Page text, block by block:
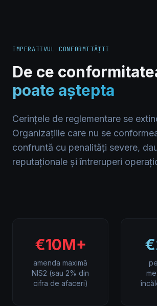
IMPERATIVUL CONFORMITĂȚII
De ce
poate aștepta
Cerințele de reglementare se
Organizațiile care nu se
confruntă cu penalități severe,
reputaționale și întreruperi
€10M+
amenda maximă
NIS2 (sau 2% din
cifra de afaceri)